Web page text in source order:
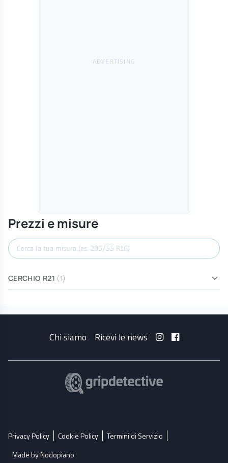
Prezzi e misure
Cerca misura
CERCHIO R21 (1)
Chi siamo Ricevi le news
Privacy Policy Cookie Policy
Termini di Servizio
Made by Nodopiano